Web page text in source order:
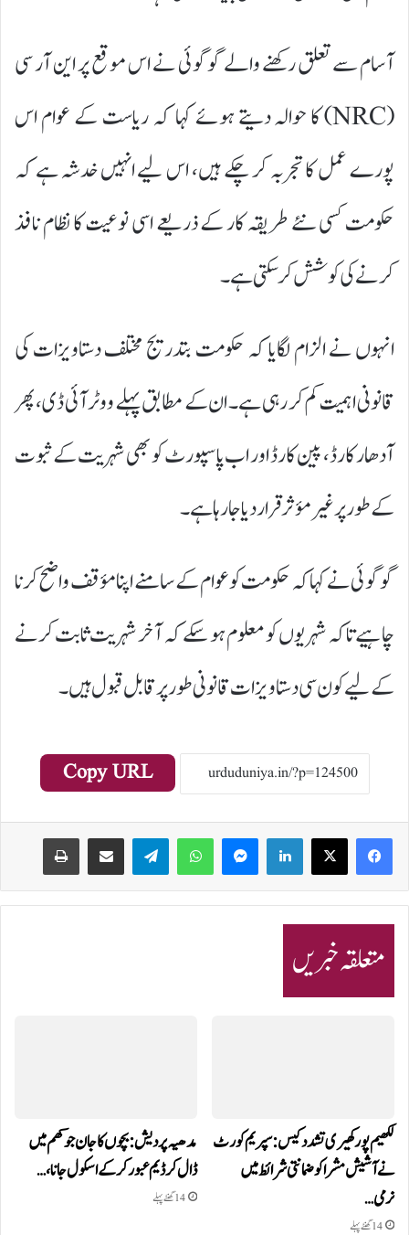
آسام سے تعلق رکھنے والے گوگوئی نے اس موقع پر این آر سی
(NRC) کا حوالہ دیتے ہوئے کہا کہ ریاست کے عوام اس
پورے عمل کا تجربہ کر چکے ہیں، اس لیے انہیں خدشہ ہے کہ
حکومت کسی نئے طریقہ کار کے ذریعے اسی نوعیت کا نظام نافذ
کرنے کی کوشش کر سکتی ہے۔
انہوں نے الزام لگایا کہ حکومت بتدریج مختلف دستاویزات کی
قانونی اہمیت کم کر رہی ہے۔ ان کے مطابق پہلے ووٹر آئی ڈی، پھر
آدھار کارڈ، پین کارڈ اور اب پاسپورٹ کو بھی شہریت کے ثبوت
کے طور پر غیر مؤثر قرار دیا جا رہا ہے۔
گوگوئی نے کہا کہ حکومت کو عوام کے سامنے اپنا مؤقف واضح کرنا
چاہیے تاکہ شہریوں کو معلوم ہو سکے کہ آخر شہریت ثابت کرنے
کے لیے کون سی دستاویزات قانونی طور پر قابل قبول ہیں۔
Copy URL
LinkedIn
WhatsApp
Telegram
متعلقہ خبریں
لکھیم پور کھیری تشدد کیس: سپریم کورٹ
نے آشیش مشرا کو ضمانتی شرائط میں
نرمی…
14 گھنٹے پہلے
مدھیہ پردیش: بچوں کا جان جوکھم میں
ڈال کر ڈیم عبور کر کے اسکول جانا،…
14 گھنٹے پہلے